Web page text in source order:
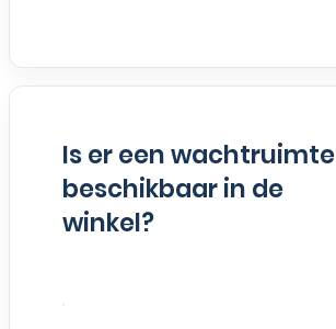
Is er een wachtruimte
beschikbaar in de
winkel?